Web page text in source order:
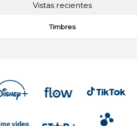
Vistas recientes
Timbres